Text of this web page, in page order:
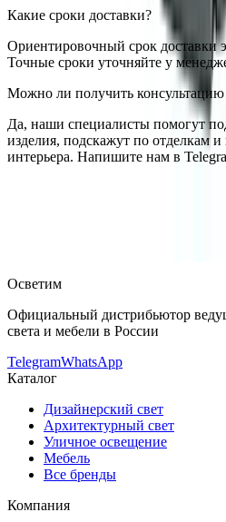
Какие сроки доставки?
Ориентировочный срок доставки
Точные сроки уточняйте у
Можно ли получить консультацию
Да, наши специалисты помогут
изделия, подскажут по отделкам
интерьера. Напишите нам в
Осветим
Официальный дистрибьютор
света и мебели в России
TelegramWhatsApp
Каталог
Дизайнерский свет
Архитектурный свет
Уличное освещение
Мебель
Все бренды
Компания